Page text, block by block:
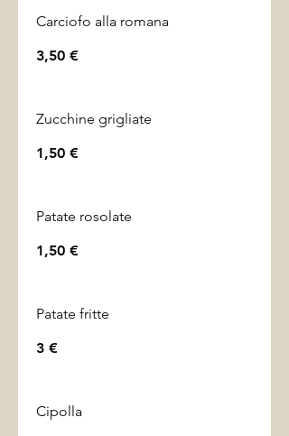
Carciofo alla romana
3,50 €
Zucchine grigliate
1,50 €
Patate rosolate
1,50 €
Patate fritte
3 €
Cipolla